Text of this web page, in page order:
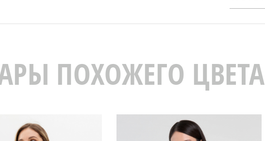
ПОХОЖЕГО ЦВЕТА